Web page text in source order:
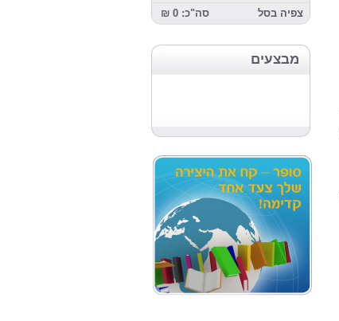
צפיה בסל סה"כ: 0 ₪
מבצעים